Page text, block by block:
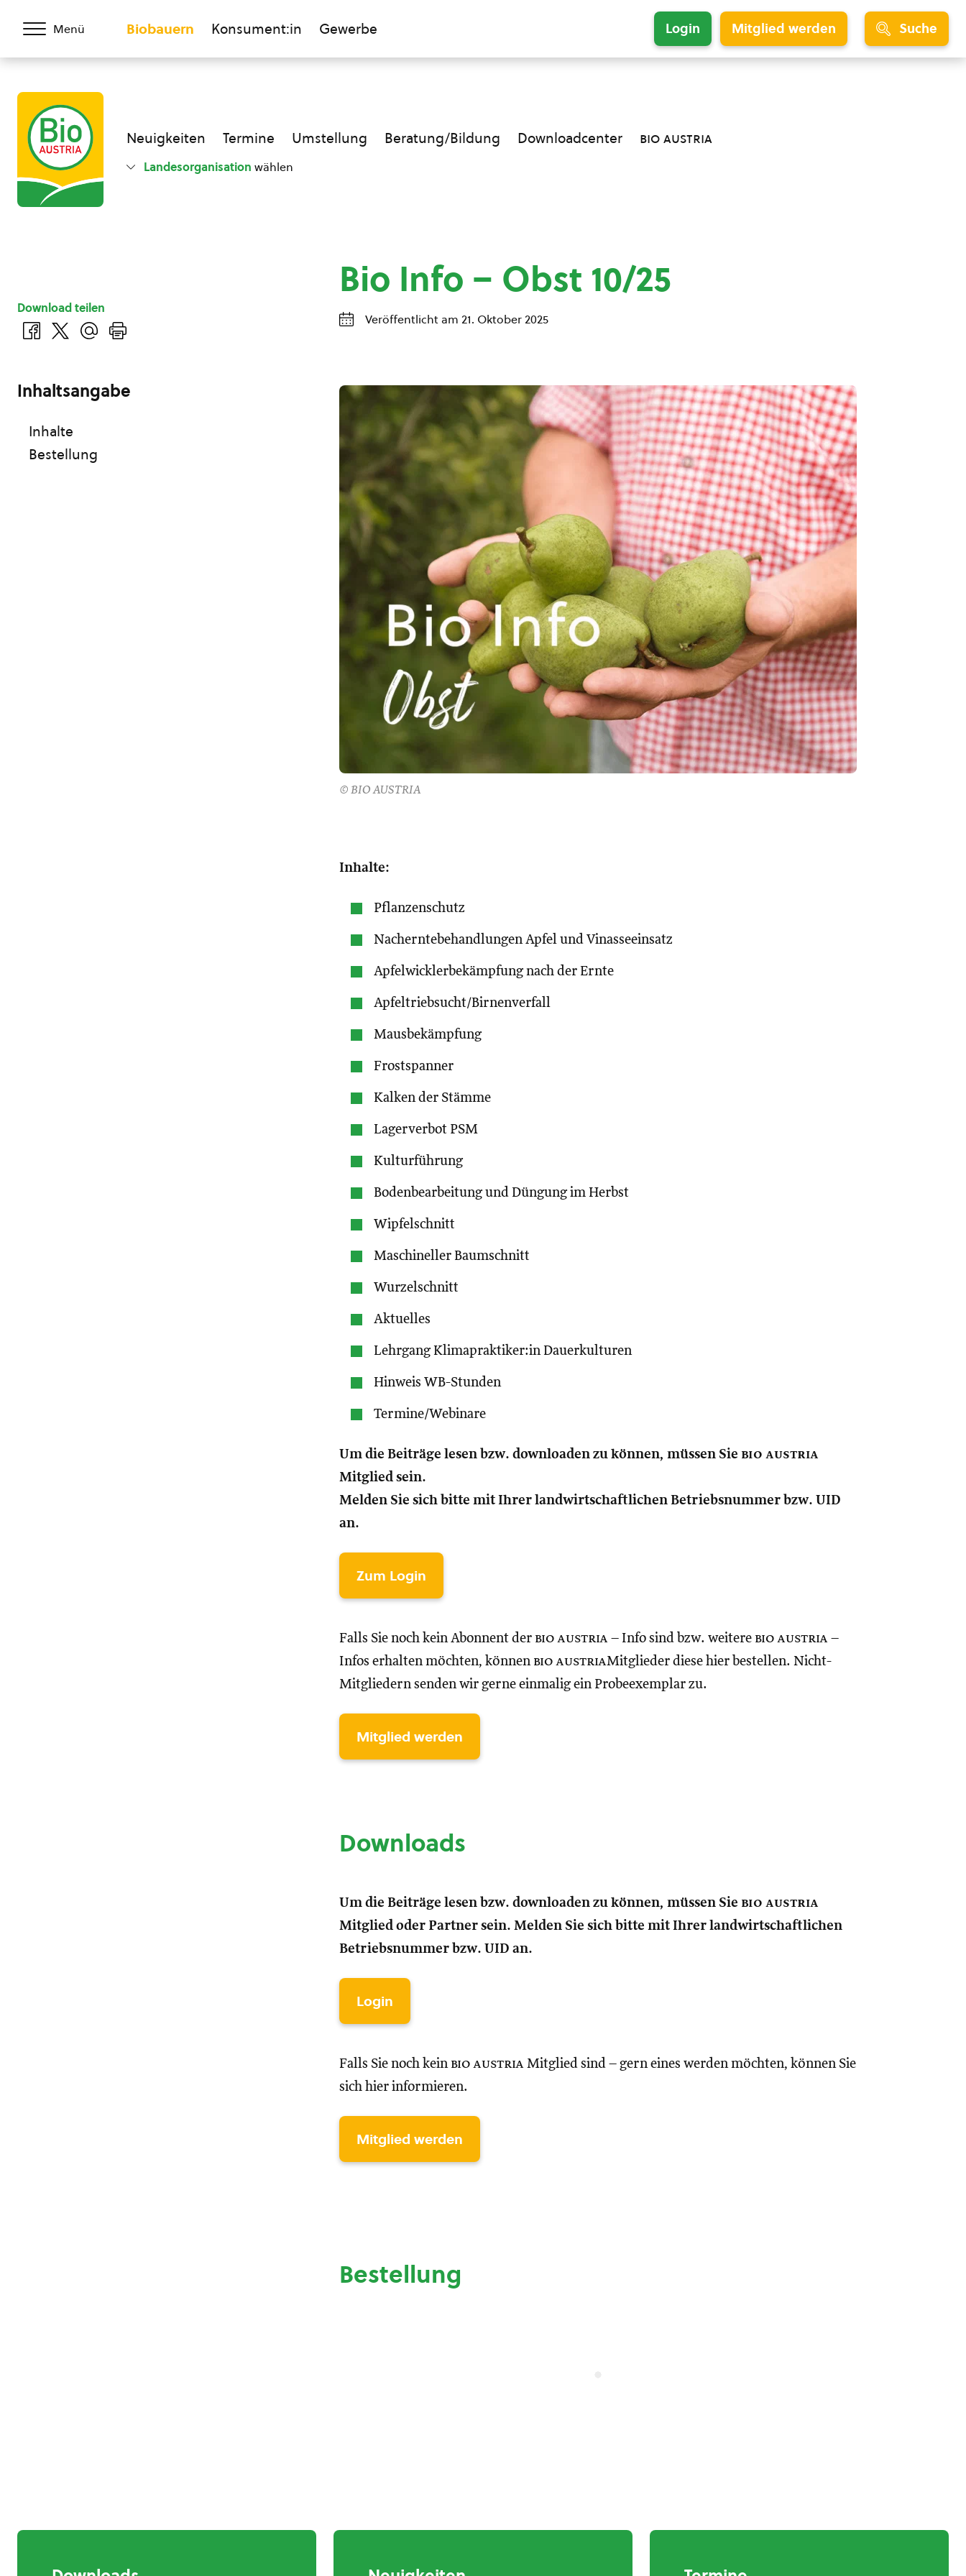
Menü Biobauern Konsument:in Gewerbe Login Mitglied werden Suche
Neuigkeiten Termine Umstellung Beratung/Bildung Downloadcenter bio austria
Landesorganisation wählen
Bio Info – Obst 10/25
Veröffentlicht am 21. Oktober 2025
© BIO AUSTRIA
Inhalte:
Pflanzenschutz
Nacherntebehandlungen Apfel und Vinasseeinsatz
Apfelwicklerbekämpfung nach der Ernte
Apfeltriebsucht/Birnenverfall
Mausbekämpfung
Frostspanner
Kalken der Stämme
Lagerverbot PSM
Kulturführung
Bodenbearbeitung und Düngung im Herbst
Wipfelschnitt
Maschineller Baumschnitt
Wurzelschnitt
Aktuelles
Lehrgang Klimapraktiker:in Dauerkulturen
Hinweis WB-Stunden
Termine/Webinare
Um die Beiträge lesen bzw. downloaden zu können, müssen Sie bio austria
Mitglied sein.
Melden Sie sich bitte mit Ihrer landwirtschaftlichen Betriebsnummer bzw. UID
an.
Zum Login
Falls Sie noch kein Abonnent der bio austria – Info sind bzw. weitere bio austria –
Infos erhalten möchten, können bio austriaMitglieder diese hier bestellen. Nicht-
Mitgliedern senden wir gerne einmalig ein Probeexemplar zu.
Mitglied werden
Downloads
Um die Beiträge lesen bzw. downloaden zu können, müssen Sie bio austria
Mitglied oder Partner sein. Melden Sie sich bitte mit Ihrer landwirtschaftlichen
Betriebsnummer bzw. UID an.
Login
Falls Sie noch kein bio austria Mitglied sind – gern eines werden möchten, können Sie
sich hier informieren.
Mitglied werden
Bestellung
Download teilen
Inhaltsangabe
Inhalte
Bestellung